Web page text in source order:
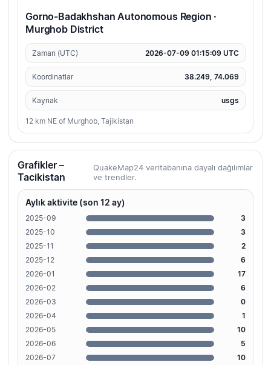
Gorno-Badakhshan Autonomous Region ·
Murghob District
Zaman (UTC) 2026-07-09 01:15:09 UTC
Koordinatlar 38.249, 74.069
Kaynak usgs
12 km NE of Murghob, Tajikistan
Grafikler –
Tacikistan
QuakeMap24 veritabanına dayalı dağılımlar
ve trendler.
Aylık aktivite (son 12 ay)
2025-09
3
2025-10
3
2025-11
2
2025-12
6
2026-01
17
2026-02
6
2026-03
0
2026-04
1
2026-05
10
2026-06
5
2026-07
10